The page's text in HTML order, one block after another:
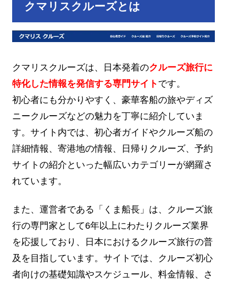
クマリスクルーズとは
クマリスクルーズは、日本発着のクルーズ旅行に
特化した情報を発信する専門サイト です。
初心者にも分かりやすく、豪華客船の旅やディズ
ニークルーズなどの魅力を丁寧に紹介していま
す。サイト内では、初心者ガイドやクルーズ船の
詳細情報、寄港地の情報、日帰りクルーズ、予約
サイトの紹介といった幅広いカテゴリーが網羅さ
れています。
また、運営者である「くま船長」は、クルーズ旅
行の専門家として6年以上にわたりクルーズ業界
を応援しており、日本におけるクルーズ旅行の普
及を目指しています。サイトでは、クルーズ初心
者向けの基礎知識やスケジュール、料金情報、さ